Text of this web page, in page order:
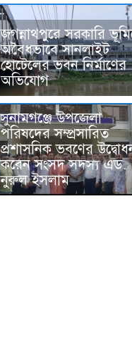
জগন্নাথপুরে সরকারি
অবৈধভাবে সানলাইট
হোটেলের ভবন নির্মাণের
অভিযোগ
সুনামগঞ্জে উপজেলা
পরিষদের সম্প্রসারিত
প্রশাসনিক ভবণের
করেন সংসদ সদস্য এড.
নুরুল ইসলাম